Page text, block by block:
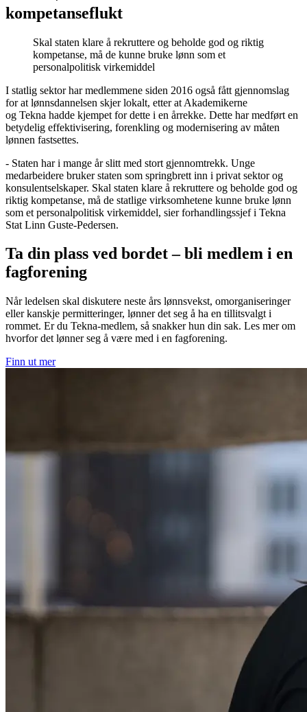
kompetanseflukt
Skal staten klare å rekruttere og beholde god og riktig
kompetanse, må de kunne bruke lønn som et
personalpolitisk virkemiddel
I statlig sektor har medlemmene siden 2016 også fått gjennomslag
for at lønnsdannelsen skjer lokalt, etter at Akademikerne
og Tekna hadde kjempet for dette i en årrekke. Dette har medført en
betydelig effektivisering, forenkling og modernisering av måten
lønnen fastsettes.
- Staten har i mange år slitt med stort gjennomtrekk. Unge
medarbeidere bruker staten som springbrett inn i privat sektor og
konsulentselskaper. Skal staten klare å rekruttere og beholde god og
riktig kompetanse, må de statlige virksomhetene kunne bruke lønn
som et personalpolitisk virkemiddel, sier forhandlingssjef i Tekna
Stat Linn Guste-Pedersen.
Ta din plass ved bordet – bli medlem i en
fagforening
Når ledelsen skal diskutere neste års lønnsvekst, omorganiseringer
eller kanskje permitteringer, lønner det seg å ha en tillitsvalgt i
rommet. Er du Tekna-medlem, så snakker hun din sak. Les mer om
hvorfor det lønner seg å være med i en fagforening.
Finn ut mer